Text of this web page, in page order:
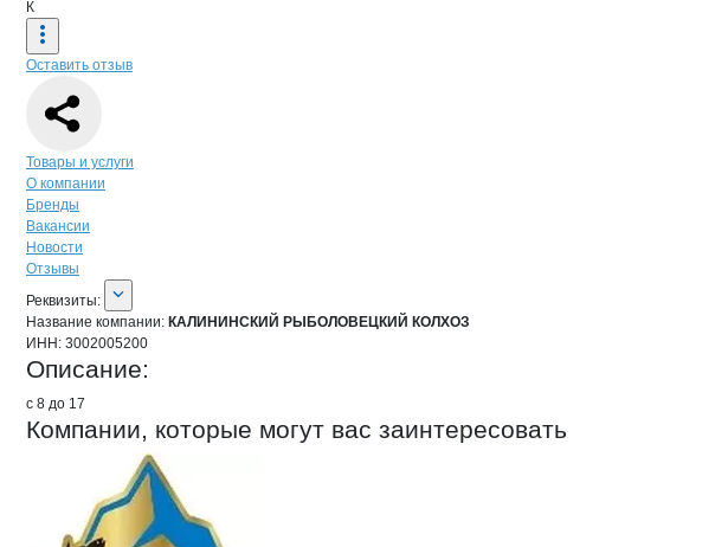
К
Оставить отзыв
Навигация по странице
Товары и услуги
О компании
Бренды
Вакансии
Новости
Отзывы
О компании
Реквизиты
Реквизиты:
Название компании: КАЛИНИНСКИЙ РЫБОЛОВЕЦКИЙ КОЛХОЗ
ИНН: 3002005200
Описание:
с 8 до 17
Компании, которые могут вас заинтересовать